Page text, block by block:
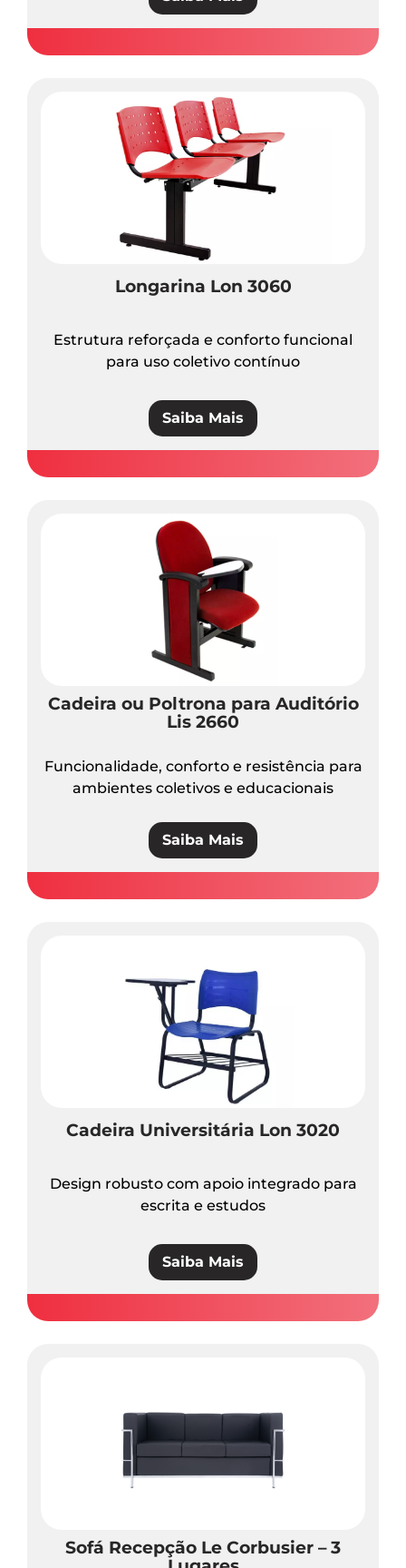
Longarina Lon 3060
Estrutura reforçada e conforto funcional
para uso coletivo contínuo
Saiba Mais
Cadeira ou Poltrona para Auditório
Lis 2660
Funcionalidade, conforto e resistência para
ambientes coletivos e educacionais
Saiba Mais
Cadeira Universitária Lon 3020
Design robusto com apoio integrado para
escrita e estudos
Saiba Mais
Sofá Recepção Le Corbusier – 3